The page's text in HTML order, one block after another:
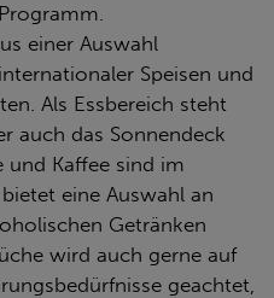
einer Auswahl
Speisen und
Als Essbereich steht
auch das Sonnendeck
und Kaffee sind im
eine Auswahl an
Getränken
wird auch gerne auf
geachtet,